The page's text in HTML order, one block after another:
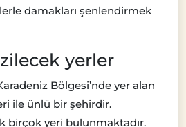
damakları şenlendirmek
yerler
Bölgesi’nde yer alan
ile ünlü bir şehirdir.
birçok yeri bulunmaktadır.